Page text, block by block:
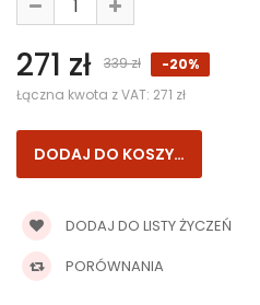
271 zł 339 zł
-20%
Łączna kwota z VAT: 271 zł
DODAJ DO LISTY ŻYCZEŃ
PORÓWNANIA